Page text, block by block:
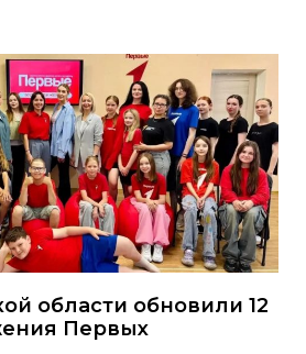
области обновили 12
Первых